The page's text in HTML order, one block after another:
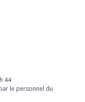
44
le personnel du